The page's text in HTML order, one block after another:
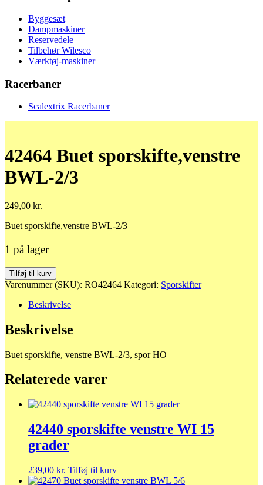
Byggesæt
Dampmaskiner
Reservedele
Tilbehør Wilesco
Værktøj-maskiner
Racerbaner
Scalextrix Racerbaner
42464 Buet sporskifte,venstre
BWL-2/3
249,00 kr.
Buet sporskifte,venstre BWL-2/3
1 på lager
42464
Buet
sporskifte,venstre
BWL-
antal
Tilføj til kurv
Varenummer (SKU): RO42464 Kategori: Sporskifter
Beskrivelse
Beskrivelse
Buet sporskifte, venstre BWL-2/3, spor HO
Relaterede varer
42440 sporskifte venstre WI 15
grader
239,00 kr. Tilføj til kurv